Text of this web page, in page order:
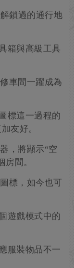
鎖過的通行地
箱與高級工具
車間一躍成為
標這一過程的
友好。
，將顯示“空
間。
標，如今也可
遊戲模式中的
服裝物品不一